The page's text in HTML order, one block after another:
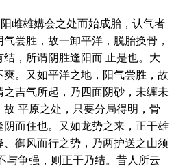
雌雄媾会之处而始成胎，认气者
尝胜，故一卸平洋，脱胎换骨，
，所谓阴胜逢阳而 止是也。大
。又如平洋之地，阳气尝胜，故
吉气所起，乃四面阴砂，未缠未
平原之处，只要分局得明，骨
而住也。又如龙势之来，正干雄
御风而行之势，乃两护送之山须
与争强，则正干乃结。昔人所云